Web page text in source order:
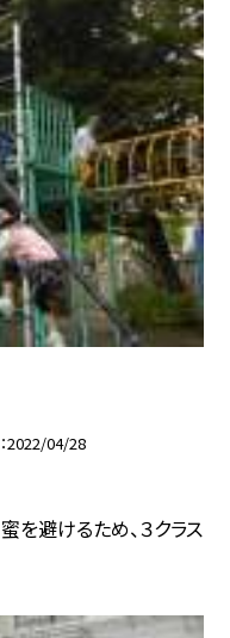
2022/04/28
を避けるため、３クラス